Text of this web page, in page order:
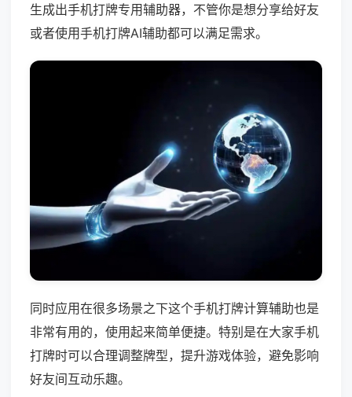
生成出手机打牌专用辅助器，不管你是想分享给好友
或者使用手机打牌AI辅助都可以满足需求。
同时应用在很多场景之下这个手机打牌计算辅助也是
非常有用的，使用起来简单便捷。特别是在大家手机
打牌时可以合理调整牌型，提升游戏体验，避免影响
好友间互动乐趣。